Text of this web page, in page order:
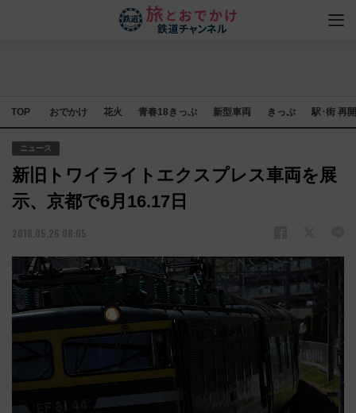
TOP おでかけ 花火 青春18きっぷ 新型車両 きっぷ 駅･街 再
ニュース
新旧トワイライトエクスプレス車両を展
示、京都で6月16.17日
2018.05.26 08:05